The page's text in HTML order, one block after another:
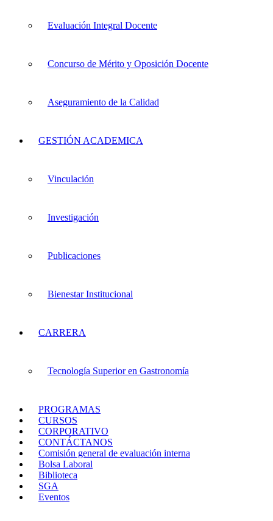
Evaluación Integral Docente
Concurso de Mérito y Oposición Docente
Aseguramiento de la Calidad
GESTIÓN ACADEMICA
Vinculación
Investigación
Publicaciones
Bienestar Institucional
CARRERA
Tecnología Superior en Gastronomía
PROGRAMAS
CURSOS
CORPORATIVO
CONTÁCTANOS
Comisión general de evaluación interna
Bolsa Laboral
Biblioteca
SGA
Eventos